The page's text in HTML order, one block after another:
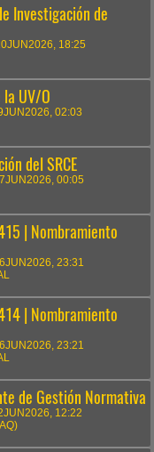
Investigación de
18:25
UV/O
02:03
del SRCE
00:05
| Nombramiento
23:31
| Nombramiento
23:21
de Gestión Normativa
12:22